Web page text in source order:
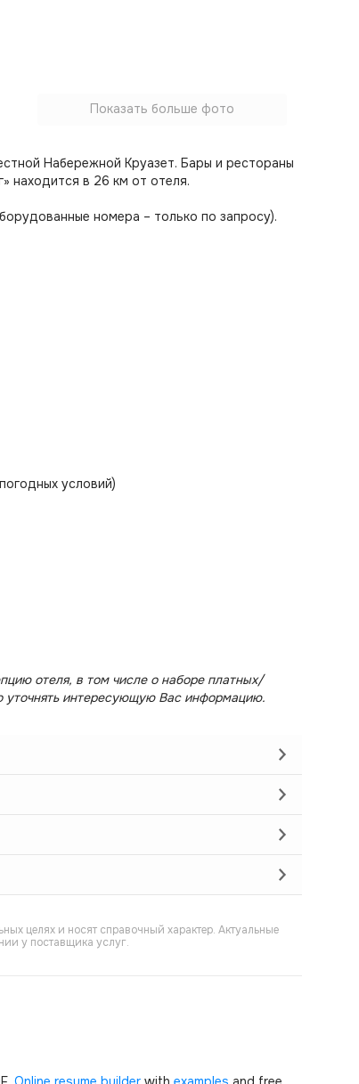
Показать больше фото
Набережной Круазет. Бары и рестораны
находится в 26 км от отеля.
номера – только по запросу).
условий)
отеля, в том числе о наборе платных/
уточнять интересующую Вас информацию.
целях и носят справочный характер. Актуальные
у поставщика услуг.